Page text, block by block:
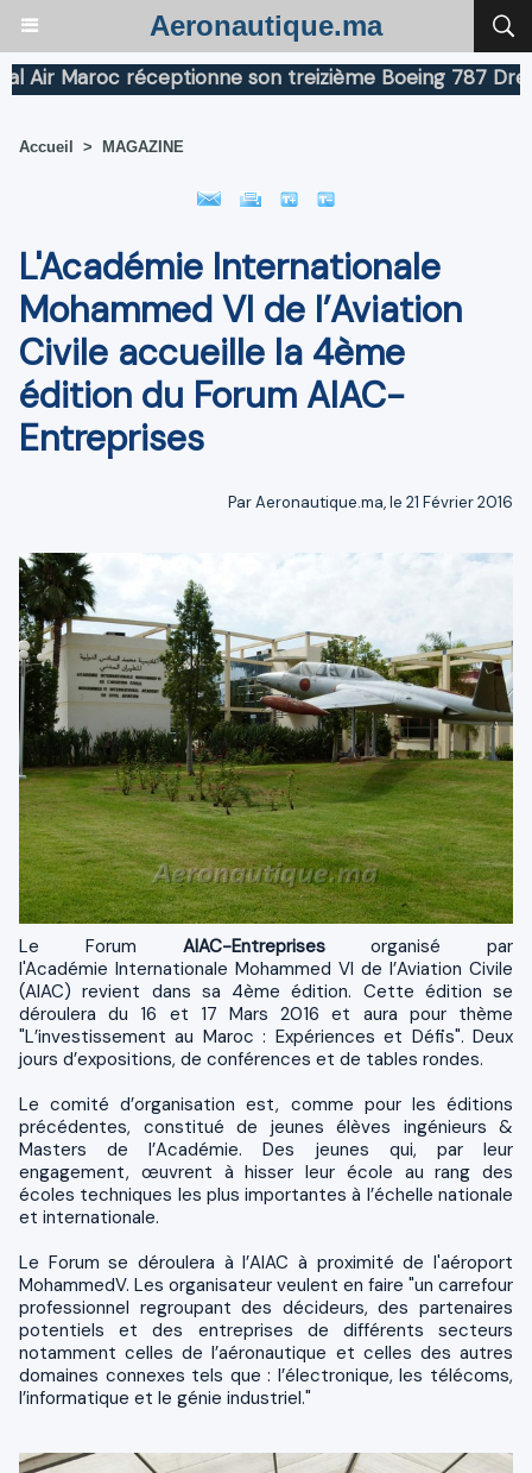
Aeronautique.ma
réceptionne son treizième Boeing 787 Dreamliner
Accueil > MAGAZINE
L'Académie Internationale
Mohammed VI de l’Aviation
Civile accueille la 4ème
édition du Forum AIAC-
Entreprises
Par Aeronautique.ma, le 21 Février 2016
Le Forum AIAC-Entreprisesorganisé par
l'Académie Internationale Mohammed VI de l’Aviation Civile
(AIAC) revient dans sa 4ème édition. Cette édition se
déroulera du 16 et 17 Mars 2016 et aura pour thème
"L’investissement au Maroc : Expériences et Défis". Deux
jours d’expositions, de conférences et de tables rondes.
Le comité d’organisation est, comme pour les éditions
précédentes, constitué de jeunes élèves ingénieurs &
Masters de l’Académie. Des jeunes qui, par leur
engagement, œuvrent à hisser leur école au rang des
écoles techniques les plus importantes à l’échelle nationale
et internationale.
Le Forum se déroulera à l’AIAC à proximité de l'aéroport
MohammedV. Les organisateur veulent en faire "un carrefour
professionnel regroupant des décideurs, des partenaires
potentiels et des entreprises de différents secteurs
notamment celles de l’aéronautique et celles des autres
domaines connexes tels que : l’électronique, les télécoms,
l’informatique et le génie industriel."